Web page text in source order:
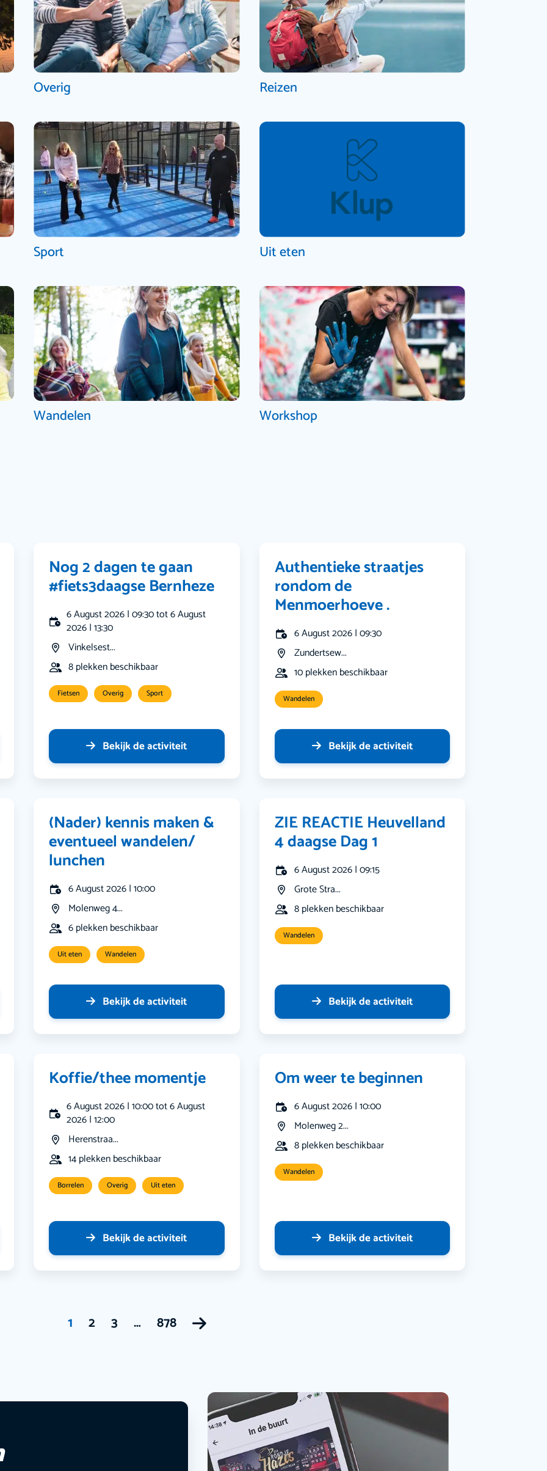
Overig Reizen
Sport Uit eten
Wandelen Workshop
Nog 2 dagen te gaan
#fiets3daagse Bernheze
6 August 2026 | 09:30 tot 6 August
2026 | 13:30
Vinkelsest...
8 plekken beschikbaar
Fietsen Overig Sport
Bekijk de activiteit
Authentieke straatjes
rondom de
Menmoerhoeve .
6 August 2026 | 09:30
Zundertsew...
10 plekken beschikbaar
Wandelen
Bekijk de activiteit
(Nader) kennis maken &
eventueel wandelen/
lunchen
6 August 2026 | 10:00
Molenweg 4...
6 plekken beschikbaar
Uit eten Wandelen
Bekijk de activiteit
ZIE REACTIE Heuvelland
4 daagse Dag 1
6 August 2026 | 09:15
Grote Stra...
8 plekken beschikbaar
Wandelen
Bekijk de activiteit
Koffie/thee momentje
6 August 2026 | 10:00 tot 6 August
2026 | 12:00
Herenstraa...
14 plekken beschikbaar
Borrelen Overig Uit eten
Bekijk de activiteit
Om weer te beginnen
6 August 2026 | 10:00
Molenweg 2...
8 plekken beschikbaar
Wandelen
Bekijk de activiteit
1 2 3 … 878